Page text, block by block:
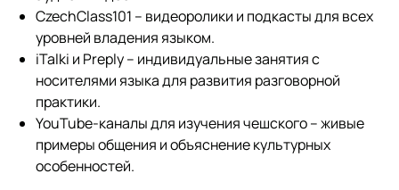
CzechClass101 – видеоролики и подкасты для всех
уровней владения языком.
iTalki и Preply – индивидуальные занятия с
носителями языка для развития разговорной
практики.
YouTube-каналы для изучения чешского – живые
примеры общения и объяснение культурных
особенностей.